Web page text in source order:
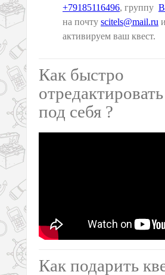
+79185116496 , группу
на почту scitels@mail.ru
активируем ваш квест.
Как быстро
под себя ?
Как подарить